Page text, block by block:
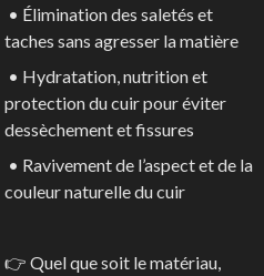
• Élimination des saletés et
taches sans agresser la matière
• Hydratation, nutrition et
protection du cuir pour éviter
dessèchement et fissures
• Ravivement de l’aspect et de la
couleur naturelle du cuir
👉 Quel que soit le matériau,